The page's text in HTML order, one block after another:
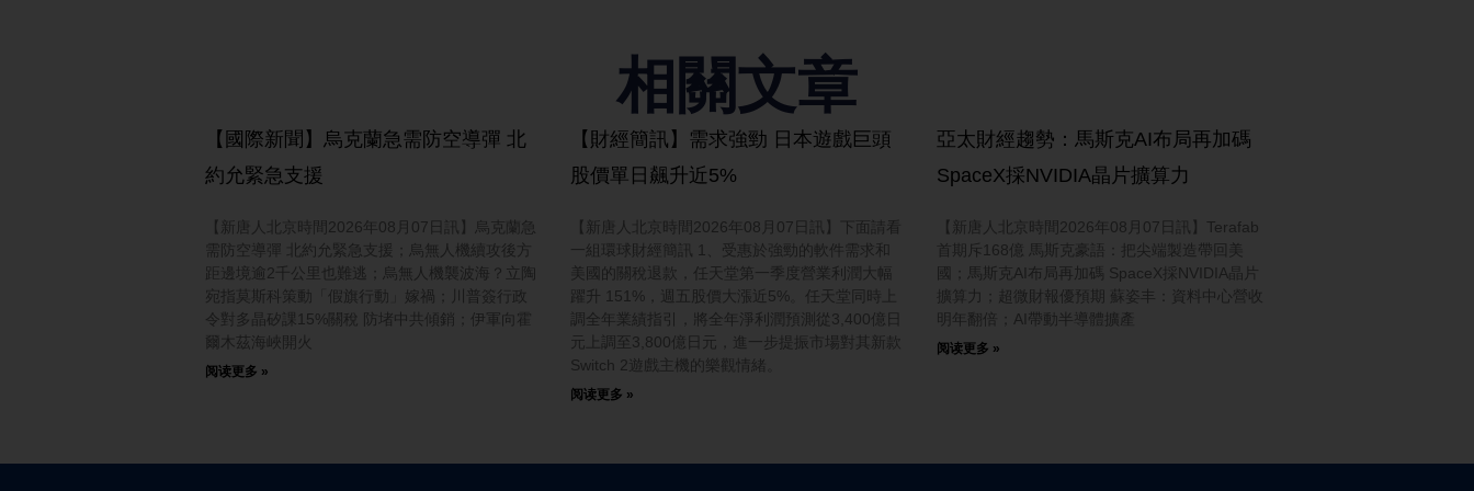
相關文章
【國際新聞】烏克蘭急需防空導彈 北
約允緊急支援
【新唐人北京時間2026年08月07日訊】烏克蘭急
需防空導彈 北約允緊急支援；烏無人機續攻後方
距邊境逾2千公里也難逃；烏無人機襲波海？立陶
宛指莫斯科策動「假旗行動」嫁禍；川普簽行政
令對多晶矽課15%關稅 防堵中共傾銷；伊軍向霍
爾木茲海峽開火
阅读更多 »
【財經簡訊】需求強勁 日本遊戲巨頭
股價單日飆升近5%
【新唐人北京時間2026年08月07日訊】下面請看
一組環球財經簡訊 1、受惠於強勁的軟件需求和
美國的關稅退款，任天堂第一季度營業利潤大幅
躍升 151%，週五股價大漲近5%。任天堂同時上
調全年業績指引，將全年淨利潤預測從3,400億日
元上調至3,800億日元，進一步提振市場對其新款
Switch 2遊戲主機的樂觀情緒。
阅读更多 »
亞太財經趨勢：馬斯克AI布局再加碼
SpaceX採NVIDIA晶片擴算力
【新唐人北京時間2026年08月07日訊】Terafab
首期斥168億 馬斯克豪語：把尖端製造帶回美
國；馬斯克AI布局再加碼 SpaceX採NVIDIA晶片
擴算力；超微財報優預期 蘇姿丰：資料中心營收
明年翻倍；AI帶動半導體擴產
阅读更多 »